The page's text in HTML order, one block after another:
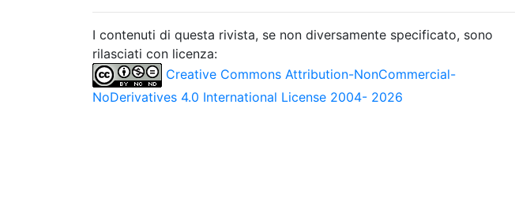
I contenuti di questa rivista, se non diversamente specificato, sono
rilasciati con licenza:
Creative Commons Attribution-NonCommercial-
NoDerivatives 4.0 International License 2004- 2026